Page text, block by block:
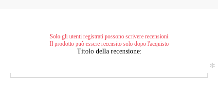
Solo gli utenti registrati possono scrivere recensioni
Il prodotto può essere recensito solo dopo l'acquisto
Titolo della recensione:
*